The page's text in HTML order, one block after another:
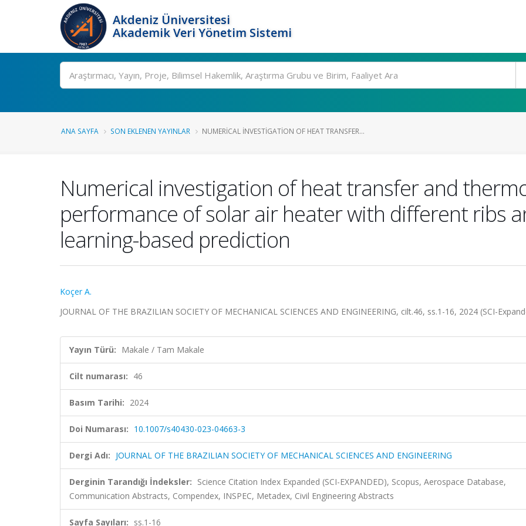
Akdeniz Üniversitesi
Akademik Veri Yönetim Sistemi
Ara
ANA SAYFA SON EKLENEN YAYINLAR NUMERICAL INVESTIGATION OF HEAT TRANSFER...
Numerical investigation of heat transfer and
performance of solar air heater with different ribs
learning-based prediction
Koçer A.
JOURNAL OF THE BRAZILIAN SOCIETY OF MECHANICAL SCIENCES AND ENGINEERING, cilt.46, ss.1-16, 2024 (SCI-
Yayın Türü: Makale / Tam Makale
Cilt numarası: 46
Basım Tarihi: 2024
Doi Numarası: 10.1007/s40430-023-04663-3
Dergi Adı: JOURNAL OF THE BRAZILIAN SOCIETY OF MECHANICAL SCIENCES AND ENGINEERING
Derginin Tarandığı İndeksler: Science Citation Index Expanded (SCI-EXPANDED), Scopus, Aerospace Database,
Communication Abstracts, Compendex, INSPEC, Metadex, Civil Engineering Abstracts
Sayfa Sayıları: ss.1-16